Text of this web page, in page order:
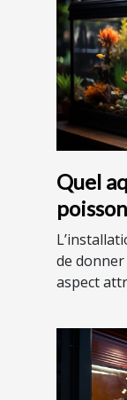
Quel
de donner
aspect